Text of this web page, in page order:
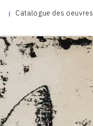
Catalogue des oeuvres